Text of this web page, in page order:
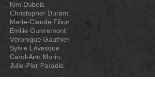
Kim Dubois
Christopher Durant
Marie-Claude Filion
Émilie Guivremont
Véronique Gauthier
Sylvie Lévesque
Carol-Ann Morin
Julie-Pier Paradis